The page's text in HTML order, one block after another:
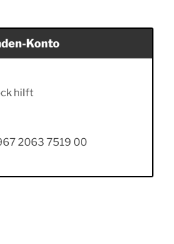
Konto
hilft
2063 7519 00